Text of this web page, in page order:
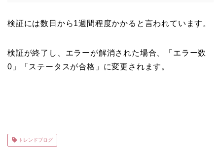
検証には数日から1週間程度かかると言われています。
検証が終了し、エラーが解消された場合、「エラー数
0」「ステータスが合格」に変更されます。
トレンドブログ